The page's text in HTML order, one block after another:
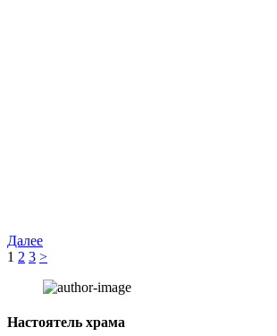
Далее
Пагинация
записей
1 2 3 >
Настоятель храма